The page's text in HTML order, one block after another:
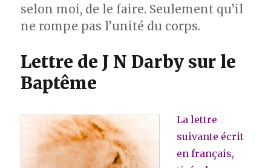
selon moi, de le faire. Seulement qu’il
ne rompe pas l’unité du corps.
Lettre de J N Darby sur le
Baptême
La lettre
suivante écrit
en français,